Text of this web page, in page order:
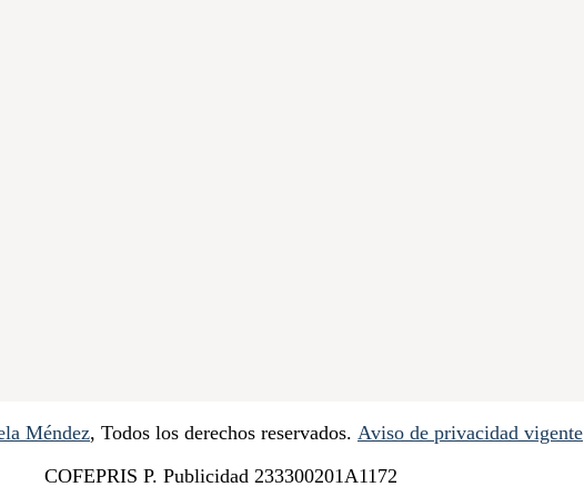
Méndez, Todos los derechos reservados. Aviso de privacidad vigente
COFEPRIS P. Publicidad 233300201A1172